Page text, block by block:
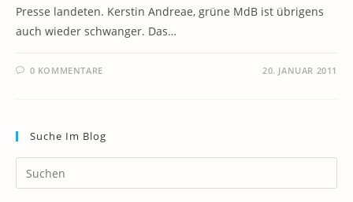
Presse landeten. Kerstin Andreae, grüne MdB ist übrigens
auch wieder schwanger. Das…
0 KOMMENTARE 20. JANUAR 2011
Suche Im Blog